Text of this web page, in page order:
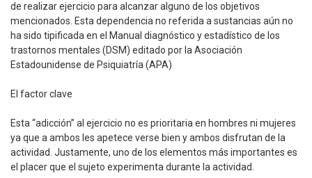
de realizar ejercicio para alcanzar alguno de los objetivos
mencionados. Esta dependencia no referida a sustancias aún no
ha sido tipificada en el Manual diagnóstico y estadístico de los
trastornos mentales (DSM) editado por la Asociación
Estadounidense de Psiquiatría (APA)
El factor clave
Esta “adicción” al ejercicio no es prioritaria en hombres ni mujeres
ya que a ambos les apetece verse bien y ambos disfrutan de la
actividad. Justamente, uno de los elementos más importantes es
el placer que el sujeto experimenta durante la actividad.